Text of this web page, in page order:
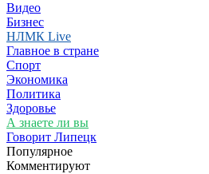
Видео
Бизнес
НЛМК Live
Главное в стране
Спорт
Экономика
Политика
Здоровье
А знаете ли вы
Говорит Липецк
Популярное
Комментируют